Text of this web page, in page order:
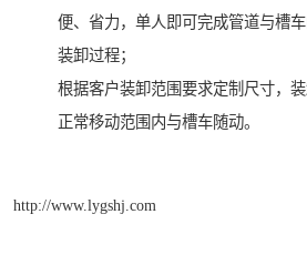
便、省力，单人即可完成管道与槽
装卸过程；
根据客户装卸范围要求定制尺寸，
正常移动范围内与槽车随动。
http://www.lygshj.com